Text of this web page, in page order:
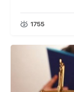
1755